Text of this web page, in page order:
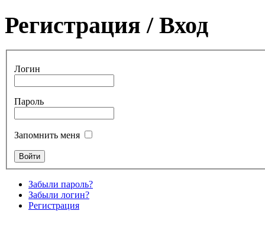
Регистрация / Вход
Логин
Пароль
Запомнить меня
Забыли пароль?
Забыли логин?
Регистрация